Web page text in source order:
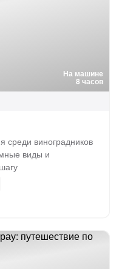
На машине
8 часов
среди виноградников
виды и